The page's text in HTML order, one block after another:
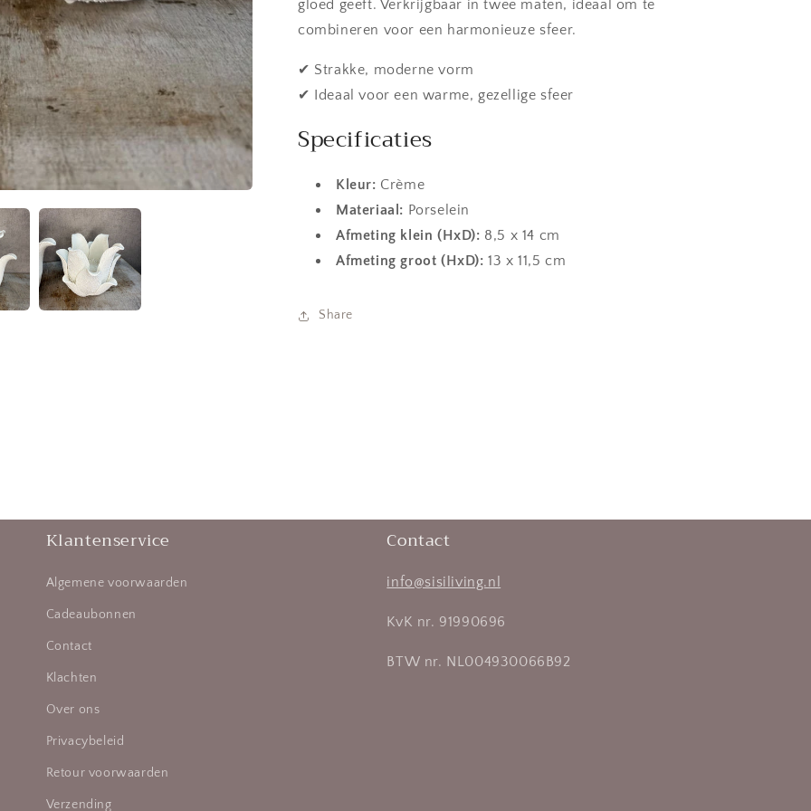
gloed geeft. Verkrijgbaar in twee maten, ideaal om te
combineren voor een harmonieuze sfeer.
✔ Strakke, moderne vorm
✔ Ideaal voor een warme, gezellige sfeer
Specificaties
Kleur: Crème
Materiaal: Porselein
Afmeting klein (HxD): 8,5 x 14 cm
Afmeting groot (HxD): 13 x 11,5 cm
Share
Klantenservice
Algemene voorwaarden
Cadeaubonnen
Contact
Klachten
Over ons
Privacybeleid
Retour voorwaarden
Verzending
Contact
info@sisiliving.nl
KvK nr. 91990696
BTW nr. NL004930066B92